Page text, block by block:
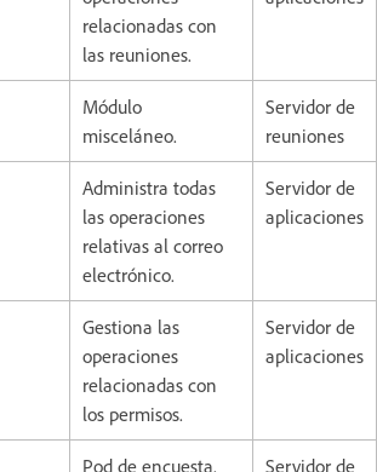
relacionadas con
las reuniones.
Módulo
misceláneo.
Servidor de
reuniones
Administra todas
las operaciones
relativas al correo
electrónico.
Servidor de
aplicaciones
Gestiona las
operaciones
relacionadas con
los permisos.
Servidor de
aplicaciones
Pod de encuesta.
Servidor de